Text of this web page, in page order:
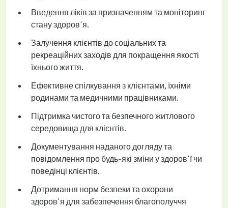
Введення ліків за призначенням та моніторинг
стану здоров'я.
Залучення клієнтів до соціальних та
рекреаційних заходів для покращення якості
їхнього життя.
Ефективне спілкування з клієнтами, їхніми
родинами та медичними працівниками.
Підтримка чистого та безпечного житлового
середовища для клієнтів.
Документування наданого догляду та
повідомлення про будь-які зміни у здоров'ї чи
поведінці клієнтів.
Дотримання норм безпеки та охорони
здоров'я для забезпечення благополуччя